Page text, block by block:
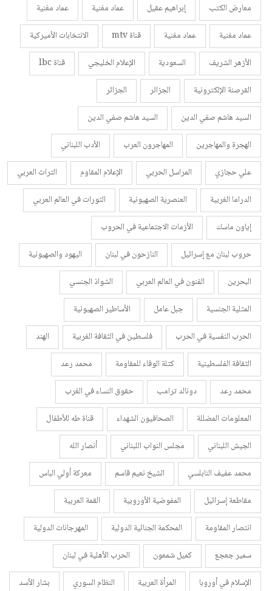
معارض الكتب
إبراهيم عقيل عماد مغنية
عماد مغنية
عماد مغنية
عماد مغنية قناة mtv
الانتخابات الأميركية
الأزهر الشريف
السعودية الإعلام الخليجي
قناة lbc
القرصنة الإلكترونية
الجزائر
الجزائر
السيد هاشم صفي الدين
السيد هاشم صفي الدين
الهجرة والمهاجرين
المهاجرون العرب
الأدب اللبناني
علي حجازي
المراسل الحربي الإعلام المقاوم
التراث العربي
الدراما الغربية
العنصرية الصهيونية
الثورات في العالم العربي
إياون ماسك
الأزمات الاجتماعية في الحروب
حروب لبنان مع إسرائيل
النازحون في لبنان
اليهود والصهيونية
البحرين
الفنون في العالم العربي
الشواذ الجنسي
المثلية الجنسية
جبل عامل
الأساطير الصهيونية
الحرب النفسية في الحرب
فلسطين في الثقافة الغربية
الهند
الثقافة الفلسطينية
كتلة الوفاء للمقاومة
محمد رعد
محمد رعد
دونالد ترامب
حقوق النساء في الغرب
المعلومات المضللة
الصحافيون الشهداء
قناة طه للأطفال
الجيش اللبناني
مجلس النواب اللبناني
أنصار الله
محمد عفيف النابلسي
الشيخ نعيم قاسم
معركة أولي الباس
مقاطعة إسرائيل
المفوضية الأوروبية
القمة العربية
انتصار المقاومة
المحكمة الجنائية الدولية
المهرجانات الدولية
سمير جعجع
كميل شمعون
الحرب الأهلية في لبنان
الإسلام في أوروبا
المرأة العربية النظام السوري
بشار الأسد